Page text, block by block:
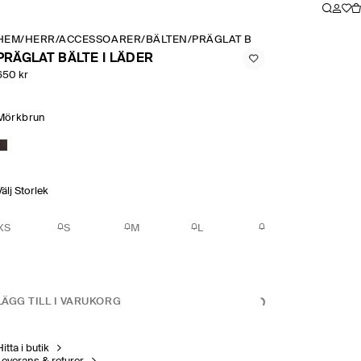
/ HERR/ACCESSOARER/ BÄLTEN /PRÄGLAT BÄLTE I LÄDER
BÄLTE I LÄDER
kr
Storlek
S M L
TILL I VARUKORG
i butik